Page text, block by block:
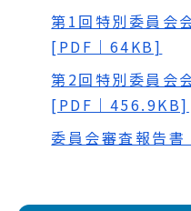
第1回特別委員会
[PDF｜64KB]
第2回特別委員会
[PDF｜456.9KB]
委員会審査報告